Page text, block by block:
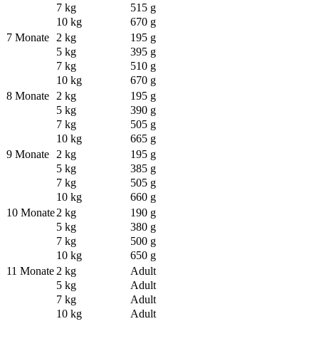
7 kg
515 g
10 kg
670 g
7 Monate
2 kg
195 g
5 kg
395 g
7 kg
510 g
10 kg
670 g
8 Monate
2 kg
195 g
5 kg
390 g
7 kg
505 g
10 kg
665 g
9 Monate
2 kg
195 g
5 kg
385 g
7 kg
505 g
10 kg
660 g
10 Monate2 kg
190 g
5 kg
380 g
7 kg
500 g
10 kg
650 g
11 Monate 2 kg
Adult
5 kg
Adult
7 kg
Adult
10 kg
Adult